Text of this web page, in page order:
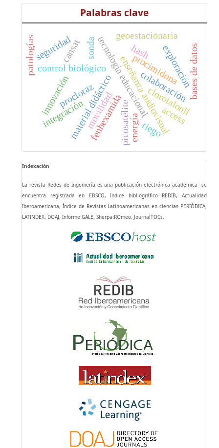
Palabras clave
enseñanza audiovisual
tecnología educacional
material didáctico clorotalonil
control biológico
fenhexamida
procimidona
procloraz
cansat exploración
geoestacionaria
picosatélite
sonda
colaboración
integración
innovación
energía
movilidad
hash
seguridad
access
bases de datos
patologías
riego
Indexación
La revista Redes de Ingeniería es una publicación electrónica académica se
encuentra registrada en EBSCO, índice bibliográfico REDIB, Actualidad
Iberoamericana, Índice de Revistas Latinoamericanas en ciencias PERIÓDICA,
LATINDEX, DOAJ, Informe GALE, Sherpa:ROmeo, JournalTOCs.